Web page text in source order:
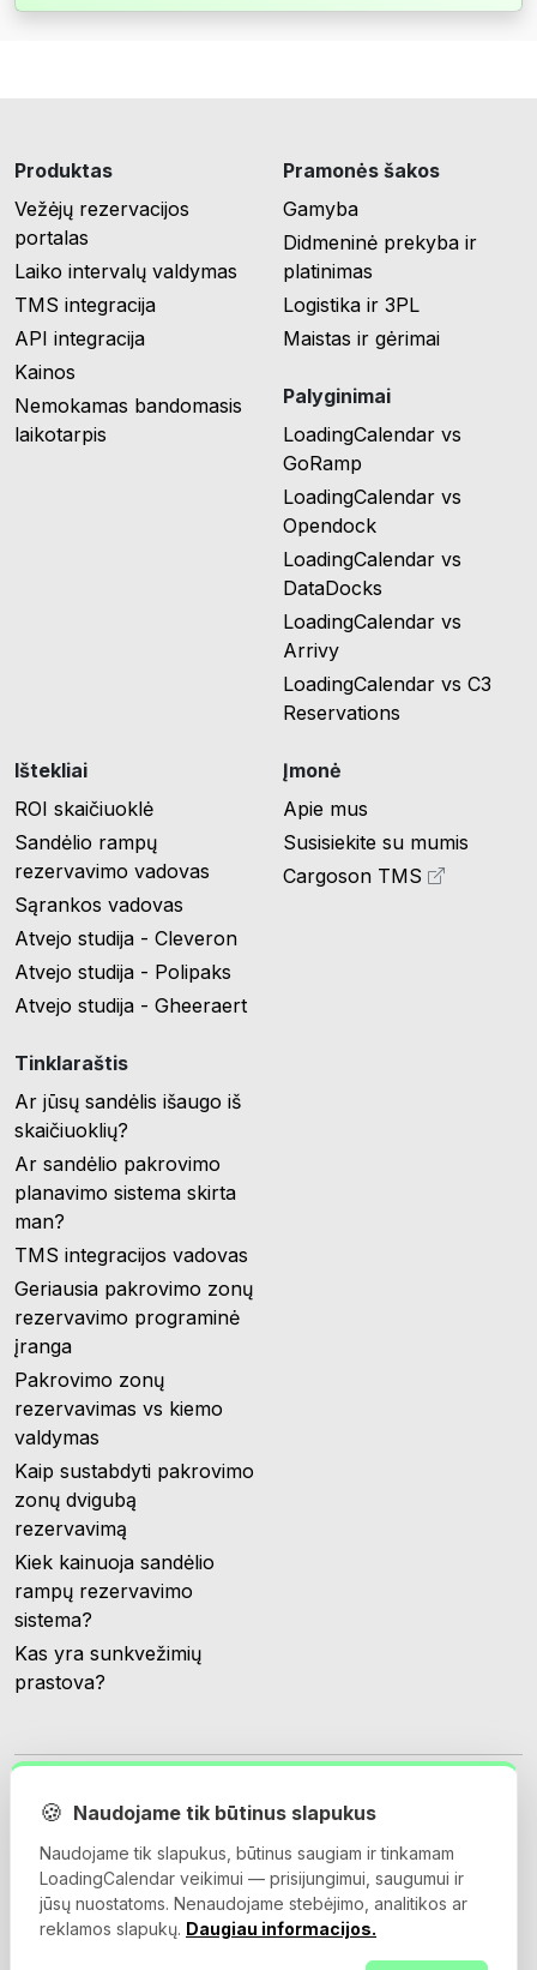
Produktas
Vežėjų rezervacijos
portalas
Laiko intervalų valdymas
TMS integracija
API integracija
Kainos
Nemokamas bandomasis
laikotarpis
Pramonės šakos
Gamyba
Didmeninė prekyba ir
platinimas
Logistika ir 3PL
Maistas ir gėrimai
Palyginimai
LoadingCalendar vs
GoRamp
LoadingCalendar vs
Opendock
LoadingCalendar vs
DataDocks
LoadingCalendar vs
Arrivy
LoadingCalendar vs C3
Reservations
Ištekliai
ROI skaičiuoklė
Sandėlio rampų
rezervavimo vadovas
Sąrankos vadovas
Atvejo studija - Cleveron
Atvejo studija - Polipaks
Atvejo studija - Gheeraert
Tinklaraštis
Ar jūsų sandėlis išaugo iš
skaičiuoklių?
Ar sandėlio pakrovimo
planavimo sistema skirta
man?
TMS integracijos vadovas
Geriausia pakrovimo zonų
rezervavimo programinė
įranga
Pakrovimo zonų
rezervavimas vs kiemo
valdymas
Kaip sustabdyti pakrovimo
zonų dvigubą
rezervavimą
Kiek kainuoja sandėlio
rampų rezervavimo
sistema?
Kas yra sunkvežimių
prastova?
Įmonė
Apie mus
Susisiekite su mumis
Cargoson TMS
© 2026 Loadingcalendar.com. Visos teisės saugomos.
Duomenų tvarkymo
🍪 Naudojame tik būtinus slapukus
Naudojame tik slapukus, būtinus saugiam ir tinkamam
LoadingCalendar veikimui — prisijungimui, saugumui ir
jūsų nuostatoms. Nenaudojame stebėjimo, analitikos ar
reklamos slapukų. Daugiau informacijos.